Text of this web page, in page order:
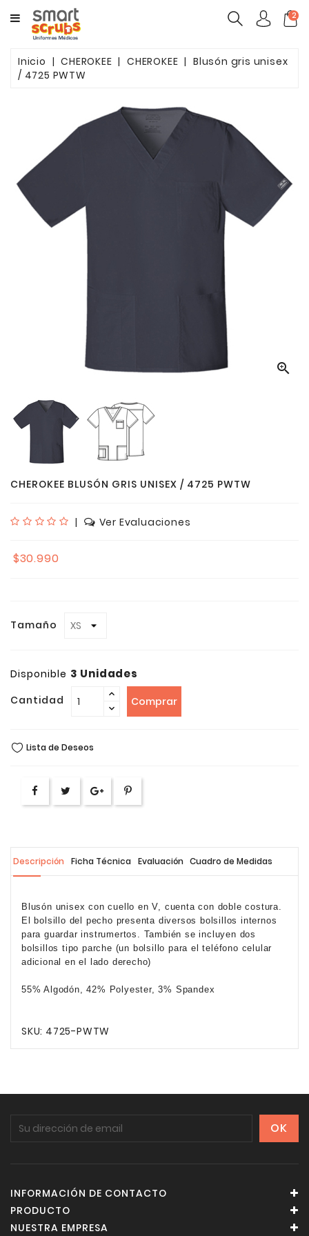
CATEGORY
HOMBRES
TOONIFORMS
COMPLEMENTOS
2
Inicio CHEROKEE CHEROKEE
Blusón gris unisex
/ 4725 PWTW

CHEROKEE BLUSÓN GRIS UNISEX / 4725 PWTW
| Ver Evaluaciones
$30.990
Tamaño
Disponible 3 Unidades
Cantidad Comprar
Lista de Deseos
Descripción Ficha Técnica Evaluación Cuadro de Medidas
Blusón unisex con cuello en V, cuenta con doble costura.
El bolsillo del pecho presenta diversos bolsillos internos
para guardar instrumertos. También se incluyen dos
bolsillos tipo parche (un bolsillo para el teléfono celular
adicional en el lado derecho)
55% Algodón, 42% Polyester, 3% Spandex
SKU: 4725-PWTW
INFORMACIÓN DE CONTACTO
PRODUCTO
NUESTRA EMPRESA